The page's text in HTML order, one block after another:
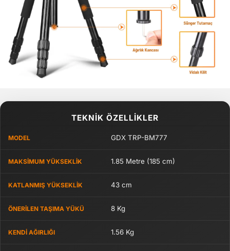
TEKNİK ÖZELLİKLER
MODEL GDX TRP-BM777
MAKSIMUM YÜKSEKLIK 1.85 Metre (185 cm)
KATLANMIŞ YÜKSEKLIK 43 cm
ÖNERILEN TAŞIMA YÜKÜ 8 Kg
KENDI AĞIRLIĞI 1.56 Kg